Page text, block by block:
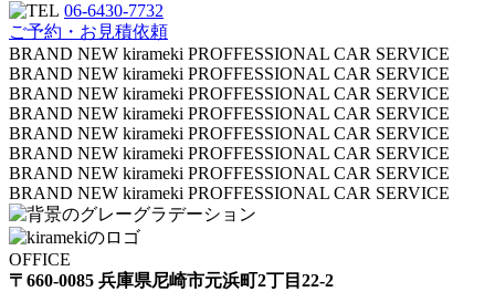
り
06-6430-7732
ご予約・お見積依頼
BRAND NEW kirameki PROFFESSIONAL CAR SERVICE
BRAND NEW kirameki PROFFESSIONAL CAR SERVICE
BRAND NEW kirameki PROFFESSIONAL CAR SERVICE
BRAND NEW kirameki PROFFESSIONAL CAR SERVICE
BRAND NEW kirameki PROFFESSIONAL CAR SERVICE
BRAND NEW kirameki PROFFESSIONAL CAR SERVICE
BRAND NEW kirameki PROFFESSIONAL CAR SERVICE
BRAND NEW kirameki PROFFESSIONAL CAR SERVICE
OFFICE
〒660-0085 兵庫県尼崎市元浜町2丁目22-2